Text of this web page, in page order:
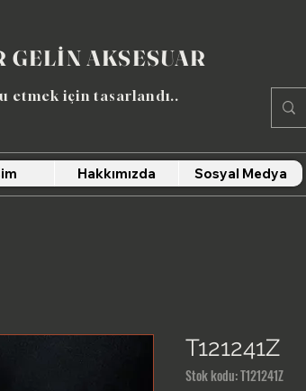
GELİN AKSESUAR
etmek için tasarlandı​..
Hakkımızda Sosyal Medya
T121241Z
Stok kodu: T121241Z